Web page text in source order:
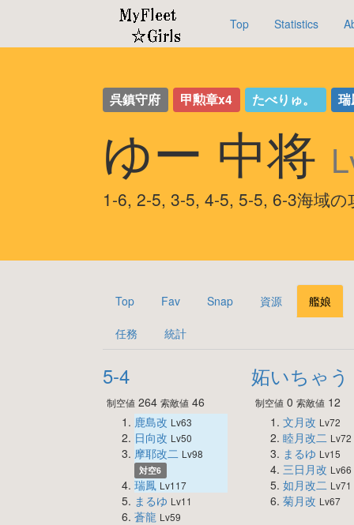
Top Statistics
呉鎮守府 甲勲章x4 たべりゅ。
ゆー 中将
1-6, 2-5, 3-5, 4-5, 5-5, 6-3海域の
Top Fav Snap 資源 艦娘
任務 統計
5-4
制空値 264 索敵値 46
鹿島改 Lv63
日向改 Lv50
摩耶改二 Lv98
対空6
瑞鳳 Lv117
まるゆ Lv11
蒼龍 Lv59
妬いちゃう
制空値0 索敵値12
文月改 Lv72
睦月改二 Lv72
まるゆ Lv15
三日月改 Lv66
如月改二 Lv71
菊月改 Lv67